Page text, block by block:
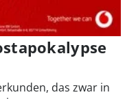
das zwar in